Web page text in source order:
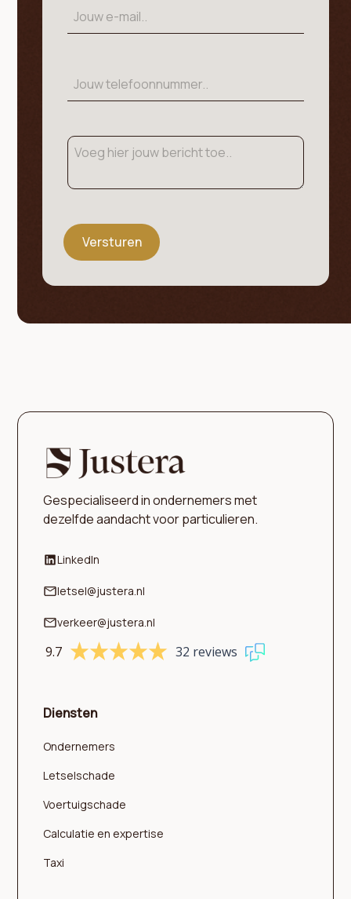
Gespecialiseerd in ondernemers met
dezelfde aandacht voor particulieren.
LinkedIn
letsel@justera.nl
verkeer@justera.nl
9.7 32 reviews
Diensten
Ondernemers
Letselschade
Voertuigschade
Calculatie en expertise
Taxi